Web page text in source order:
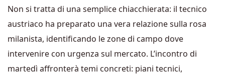
Non si tratta di una semplice chiacchierata: il tecnico
austriaco ha preparato una vera relazione sulla rosa
milanista, identificando le zone di campo dove
intervenire con urgenza sul mercato. L’incontro di
martedì affronterà temi concreti: piani tecnici,